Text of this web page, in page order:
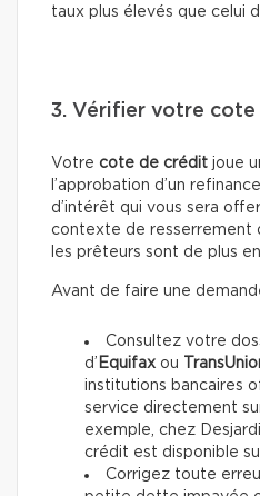
taux plus élevés que celui
3. Vérifier votre
Votre cote de crédit joue
l’approbation d’un
d’intérêt qui vous sera
contexte de resserrement
les prêteurs sont de plus
Avant de faire une
Consultez votre
d’ Equifax ou
institutions bancaires
service directement
exemple, chez
crédit est disponible
Corrigez toute